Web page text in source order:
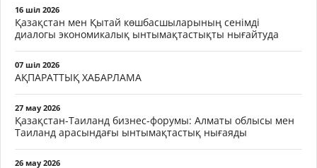
16 шіл 2026
Қазақстан мен Қытай көшбасшыларының сенімді
диалогы экономикалық ынтымақтастықты нығайтуда
07 шіл 2026
АҚПАРАТТЫҚ ХАБАРЛАМА
27 мау 2026
Қазақстан-Таиланд бизнес-форумы: Алматы облысы мен
Таиланд арасындағы ынтымақтастық нығаяды
26 мау 2026